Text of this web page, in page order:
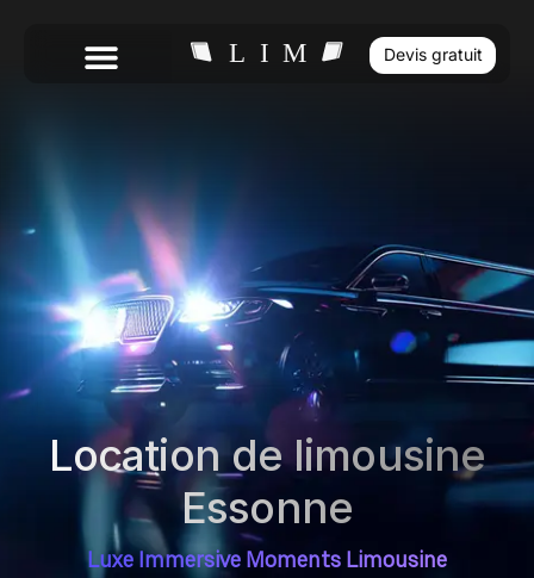
Devis gratuit
Location de limousine
Essonne
Luxe Immersive Moments Limousine